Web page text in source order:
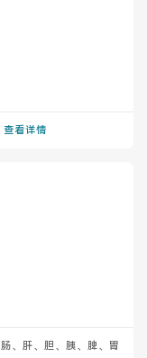
查看详情
、肝、胆、胰、脾、胃